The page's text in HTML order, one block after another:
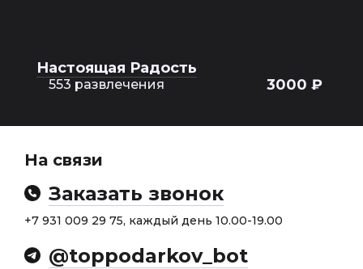
Настоящая Радость
553 развлечения 3000 ₽
На связи
Заказать звонок
+7 931 009 29 75, каждый день 10.00-19.00
@toppodarkov_bot